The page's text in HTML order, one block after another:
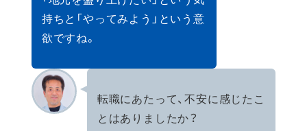
持ちと「やってみよう」という意
欲ですね。
転職にあたって、不安に感じたこ
とはありましたか？